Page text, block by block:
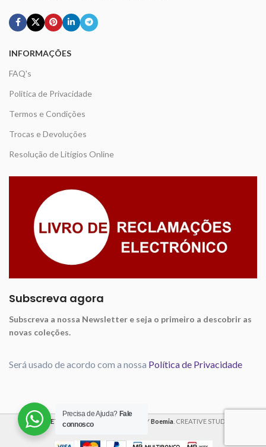
INFORMAÇÕES
FAQ's
Politica de Privacidade
Termos e Condições
Trocas e Devoluções
Resolução de Litígios Online
Subscreva agora
Subscreva a nossa Newsletter e seja o primeiro a descobrir as
novas coleções.
Será usado de acordo com a nossa Política de Privacidade
VIOLET FABRICS 2025 CREATED BYBoemia. CREATIVE STUDIO
Precisa de Ajuda? Fale
connosco